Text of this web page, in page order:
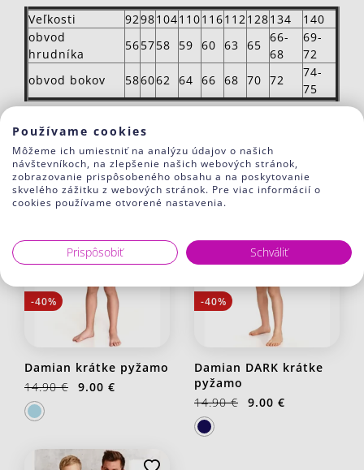
Veľkosti 9298104110116112128134
140
obvod
hrudníka
565758 59 60 63 65
66-
68
69-
72
obvod bokov
586062 64 66 68 70 72
74-
75
Súvisiaci tovar
-40%
Damian krátke pyžamo
14.90 €
9.00 €
-40%
Damian DARK krátke
pyžamo
14.90 €
9.00 €
Používame cookies
Môžeme ich umiestniť na analýzu údajov o našich
návštevníkoch, na zlepšenie našich webových stránok,
zobrazovanie prispôsobeného obsahu a na poskytovanie
skvelého zážitku z webových stránok. Pre viac informácií o
cookies používame otvorené nastavenia.
Prispôsobiť Schváliť